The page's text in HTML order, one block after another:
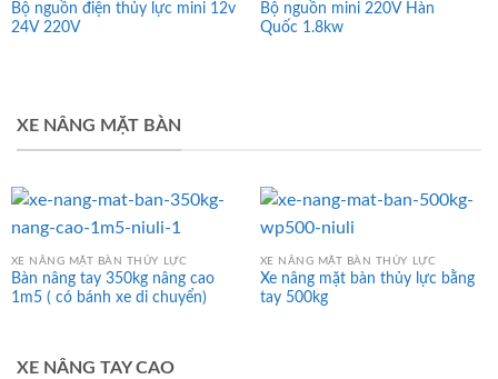
Bộ nguồn điện thủy lực mini 12v
24V 220V
Bộ nguồn mini 220V Hàn
Quốc 1.8kw
XE NÂNG MẶT BÀN
XE NÂNG MẶT BÀN THỦY LỰC
Bàn nâng tay 350kg nâng cao
1m5 ( có bánh xe di chuyển)
XE NÂNG MẶT BÀN THỦY LỰC
Xe nâng mặt bàn thủy lực bằng
tay 500kg
XE NÂNG TAY CAO